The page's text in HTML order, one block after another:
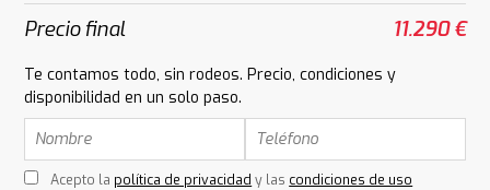
Precio final 11.290 €
Te contamos todo, sin rodeos. Precio, condiciones y
disponibilidad en un solo paso.
Acepto la política de privacidad y las condiciones de uso